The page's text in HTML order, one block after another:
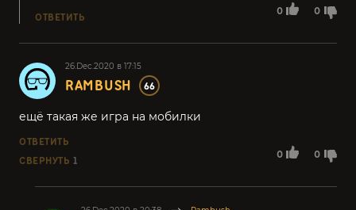
0 0
ОТВЕТИТЬ
26.Dec.2020 в 17:15
RAMBUSH 66
0 0
ещё такая же игра на мобилки
ОТВЕТИТЬ
СВЕРНУТЬ 1